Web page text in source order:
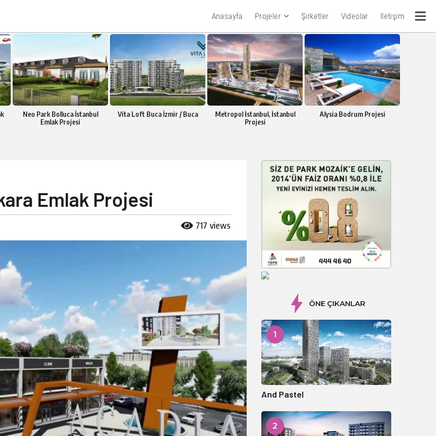
Anasayfa Projeler Şirketler Videolar İletişim
Neo Park Bolluca İstanbul
Emlak Projesi
Vita Loft Buca İzmir / Buca
Metropol İstanbul, İstanbul
Projesi
Alysia Bodrum Projesi Cennet
Emlak Projesi
717 views
ÖNE ÇIKANLAR
1
And Pastel
2